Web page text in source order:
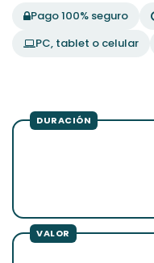
Pago 100% seguro
PC, tablet o celular